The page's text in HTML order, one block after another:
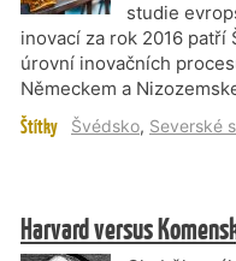
studie
inovací za rok 2016
úrovní inovačních
Německem a
Štítky Švédsko, Severské
Harvard versus